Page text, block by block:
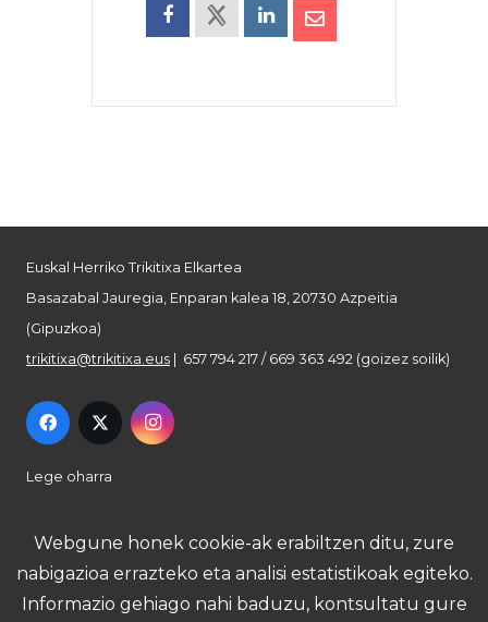
Euskal Herriko Trikitixa Elkartea
Basazabal Jauregia, Enparan kalea 18, 20730 Azpeitia
(Gipuzkoa)
trikitixa@trikitixa.eus | 657 794 217 / 669 363 492 (goizez soilik)
Lege oharra
Pribatutasun politika
Webgune honek cookie-ak erabiltzen ditu, zure
nabigazioa errazteko eta analisi estatistikoak egiteko.
Informazio gehiago nahi baduzu, kontsultatu gure